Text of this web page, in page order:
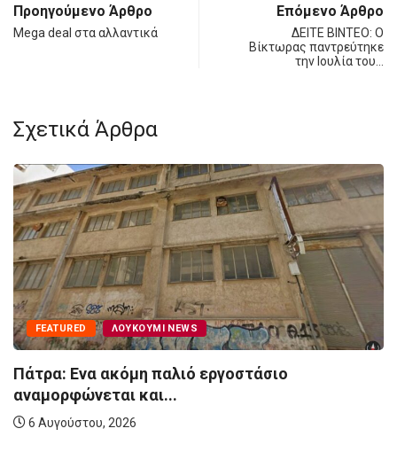
Προηγούμενο Άρθρο
Μega deal στα αλλαντικά
Επόμενο Άρθρο
ΔΕΙΤΕ ΒΙΝΤΕΟ: Ο
Βίκτωρας παντρεύτηκε
την Ιουλία του…
Σχετικά Άρθρα
FEATURED ΛΟΥΚΟΎΜΙ NEWS
Πάτρα: Ενα ακόμη παλιό εργοστάσιο
αναμορφώνεται και...
6 Αυγούστου, 2026